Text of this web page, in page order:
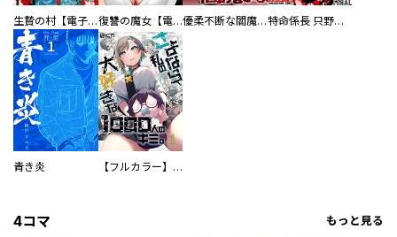
生贄の村【電子単行本版】 復讐の魔女【電子単行本版】 優柔不断な閻魔さま 特命係長 只野仁ファイナル 愛蔵版
青き炎 【フルカラー】さよなら、私の大好きな１０００人のキミ。
4コマ もっと見る